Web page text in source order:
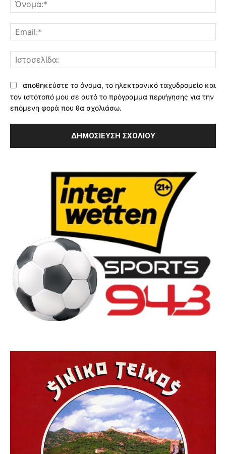
αποθηκεύστε το όνομα, το ηλεκτρονικό ταχυδρομείο και
τον ιστότοπό μου σε αυτό το πρόγραμμα περιήγησης για την
επόμενη φορά που θα σχολιάσω.